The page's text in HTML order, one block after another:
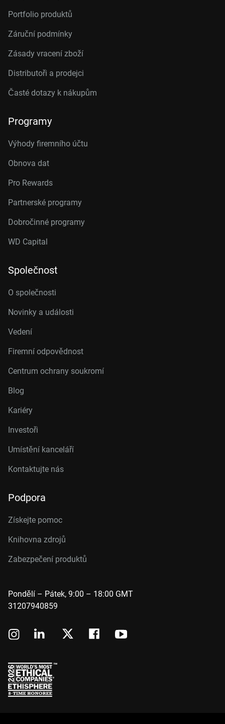
Portfolio produktů
Záruční podmínky
Zásady vracení zboží
Distributoři a prodejci
Časté dotazy k nákupům
Programy
Výhody firemního účtu
Obnova dat
Pro Rewards
Partnerské programy
Dobročinné programy
WD Capital
Společnost
O společnosti
Novinky a události
Vedení
Firemní odpovědnost
Centrum ochrany soukromí
Blog
Kariéry
Investoři
Umístění kanceláří
Kontaktujte nás
Podpora
Získejte pomoc
Knihovna zdrojů
Zabezpečení produktů
Pondělí – Pátek, 9:00 – 18:00 GMT
31207940859